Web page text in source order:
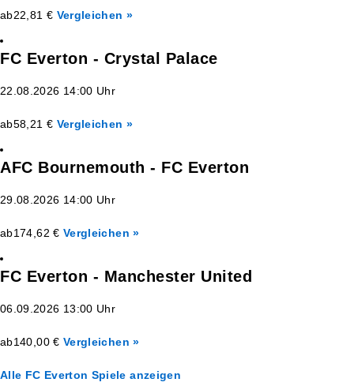
ab22,81 € Vergleichen »
FC Everton - Crystal Palace
22.08.2026 14:00 Uhr
ab58,21 € Vergleichen »
AFC Bournemouth - FC Everton
29.08.2026 14:00 Uhr
ab174,62 € Vergleichen »
FC Everton - Manchester United
06.09.2026 13:00 Uhr
ab140,00 € Vergleichen »
Alle FC Everton Spiele anzeigen